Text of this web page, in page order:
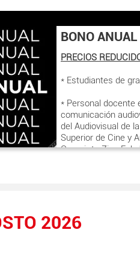
de noviembre, de
* Mayores de 65
* Personas en
correspondiente
actualizado.
BONO
PRECIOS
* Estudiantes de
* Personal docente
comunicación
del Audiovisual de
Superior de Cine y
Querejeta Zine
* Personas en
2026